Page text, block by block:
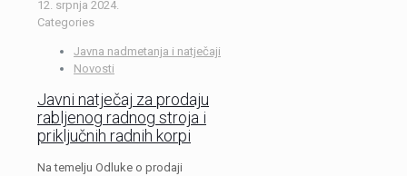
12. srpnja 2024.
Categories
Javna nadmetanja i natječaji
Novosti
Javni natječaj za prodaju
rabljenog radnog stroja i
priključnih radnih korpi
Na temelju Odluke o prodaji